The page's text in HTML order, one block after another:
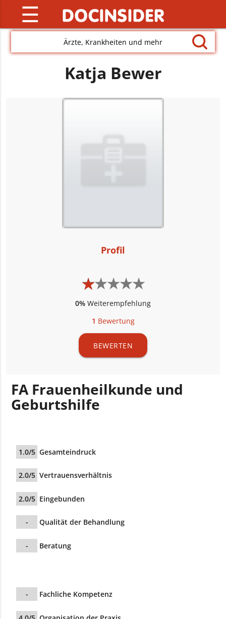
☰
Ärzte, Krankheiten und mehr
Katja Bewer
Profil
★★★★★
★★★★★
0% Weiterempfehlung
1 Bewertung
BEWERTEN
FA Frauenheilkunde und
Geburtshilfe
1.0/5 Gesamteindruck
2.0/5 Vertrauensverhältnis
2.0/5 Eingebunden
- Qualität der Behandlung
- Beratung
- Fachliche Kompetenz